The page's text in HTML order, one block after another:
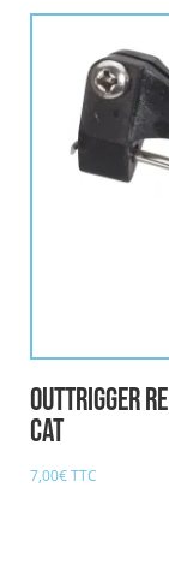
outtrigger
CAT
7,00€ TTC